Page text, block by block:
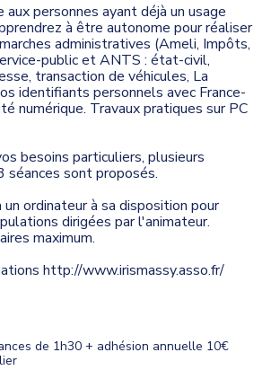
aux personnes ayant déjà un usage
à être autonome pour réaliser
administratives (Ameli, Impôts,
public et ANTS : état-civil,
transaction de véhicules, La
identifiants personnels avec France-
numérique. Travaux pratiques sur PC
besoins particuliers, plusieurs
séances sont proposés.
un ordinateur à sa disposition pour
dirigées par l'animateur.
maximum.
http://www.irismassy.asso.fr/
de 1h30 + adhésion annuelle 10€